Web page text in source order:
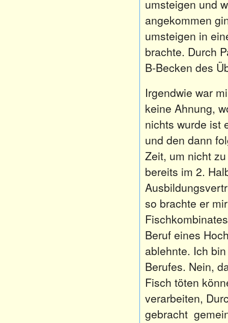
umsteigen und
angekommen
umsteigen in
brachte. Durch
B-Becken des
Irgendwie war
keine Ahnung,
nichts wurde ist
und den dann
Zeit, um nicht
bereits im 2.
so brachte er
Beruf eines
ablehnte. Ich
Berufes. Nein,
Fisch töten
verarbeiten,
gebracht